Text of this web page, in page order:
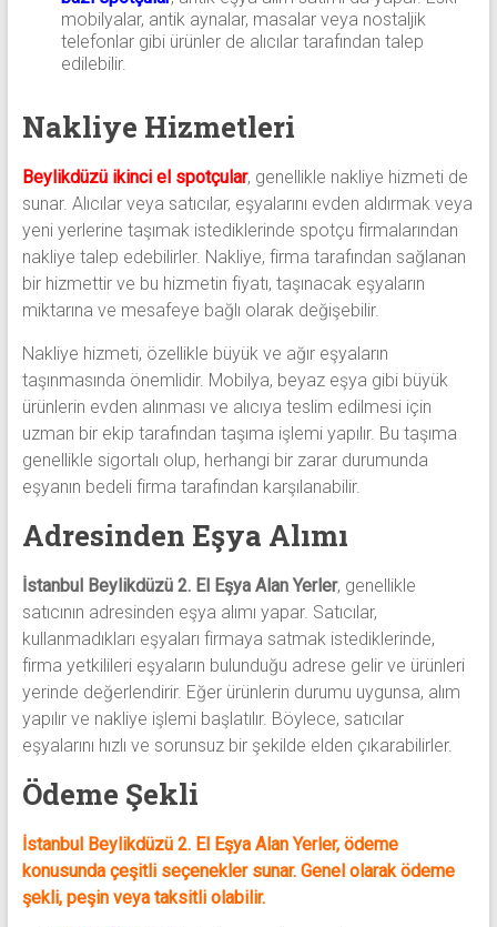
mobilyalar, antik aynalar, masalar veya nostaljik
telefonlar gibi ürünler de alıcılar tarafından talep
edilebilir.
Nakliye Hizmetleri
Beylikdüzü ikinci el spotçular, genellikle nakliye hizmeti de
sunar. Alıcılar veya satıcılar, eşyalarını evden aldırmak veya
yeni yerlerine taşımak istediklerinde spotçu firmalarından
nakliye talep edebilirler. Nakliye, firma tarafından sağlanan
bir hizmettir ve bu hizmetin fiyatı, taşınacak eşyaların
miktarına ve mesafeye bağlı olarak değişebilir.
Nakliye hizmeti, özellikle büyük ve ağır eşyaların
taşınmasında önemlidir. Mobilya, beyaz eşya gibi büyük
ürünlerin evden alınması ve alıcıya teslim edilmesi için
uzman bir ekip tarafından taşıma işlemi yapılır. Bu taşıma
genellikle sigortalı olup, herhangi bir zarar durumunda
eşyanın bedeli firma tarafından karşılanabilir.
Adresinden Eşya Alımı
İstanbul Beylikdüzü 2. El Eşya Alan Yerler, genellikle
satıcının adresinden eşya alımı yapar. Satıcılar,
kullanmadıkları eşyaları firmaya satmak istediklerinde,
firma yetkilileri eşyaların bulunduğu adrese gelir ve ürünleri
yerinde değerlendirir. Eğer ürünlerin durumu uygunsa, alım
yapılır ve nakliye işlemi başlatılır. Böylece, satıcılar
eşyalarını hızlı ve sorunsuz bir şekilde elden çıkarabilirler.
Ödeme Şekli
İstanbul Beylikdüzü 2. El Eşya Alan Yerler, ödeme
konusunda çeşitli seçenekler sunar. Genel olarak ödeme
şekli, peşin veya taksitli olabilir.